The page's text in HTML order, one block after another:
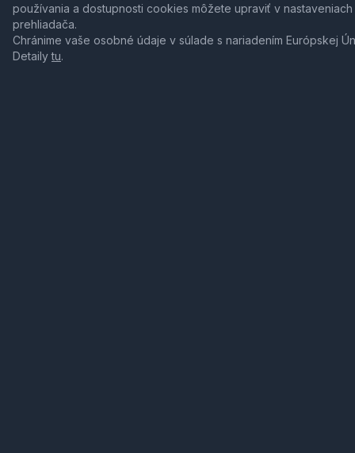
používania a dostupnosti cookies môžete upraviť v nastaveniach
prehliadača.
Chránime vaše osobné údaje v súlade s nariadením Európskej
Detailytu.